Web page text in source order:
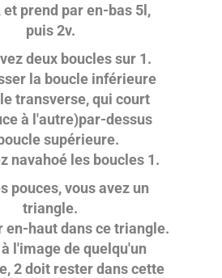
prend par en-bas 5l,
puis 2v.
deux boucles sur 1.
la boucle inférieure
transverse, qui court
à l'autre)par-dessus
supérieure.
navahoé les boucles 1.
pouces, vous avez un
triangle.
haut dans ce triangle.
l'image de quelqu'un
2 doit rester dans cette